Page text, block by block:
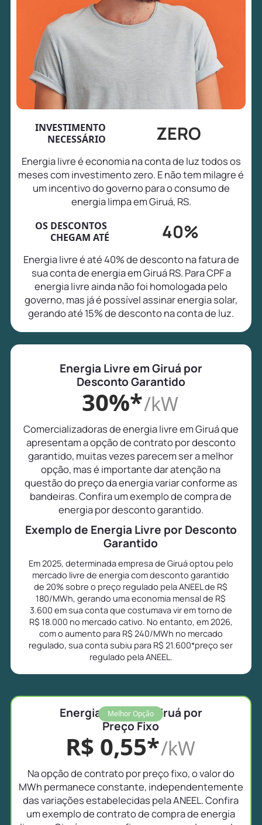
INVESTIMENTO
NECESSÁRIO
ZERO
Energia livre é economia na conta de luz todos os
meses com investimento zero. E não tem milagre é
um incentivo do governo para o consumo de
energia limpa em Giruá, RS.
OS DESCONTOS
CHEGAM ATÉ
40%
Energia livre é até 40% de desconto na fatura de
sua conta de energia em Giruá RS. Para CPF a
energia livre ainda não foi homologada pelo
governo, mas já é possível assinar energia solar,
gerando até 15% de desconto na conta de luz.
Energia Livre em Giruá por
Desconto Garantido
30%*/kW
Comercializadoras de energia livre em Giruá que
apresentam a opção de contrato por desconto
garantido, muitas vezes parecem ser a melhor
opção, mas é importante dar atenção na
questão do preço da energia variar conforme as
bandeiras. Confira um exemplo de compra de
energia por desconto garantido.
Exemplo de Energia Livre por Desconto
Garantido
Em 2025, determinada empresa de Giruá optou pelo
mercado livre de energia com desconto garantido
de 20% sobre o preço regulado pela ANEEL de R$
180/MWh, gerando uma economia mensal de R$
3.600 em sua conta que costumava vir em torno de
R$ 18.000 no mercado cativo. No entanto, em 2026,
com o aumento para R$ 240/MWh no mercado
regulado, sua conta subiu para R$ 21.600*preço ser
regulado pela ANEEL.
Melhor Opção
Energia Livre em Giruá por
Preço Fixo
R$ 0,55*/kW
Na opção de contrato por preço fixo, o valor do
MWh permanece constante, independentemente
das variações estabelecidas pela ANEEL. Confira
um exemplo de contrato de compra de energia